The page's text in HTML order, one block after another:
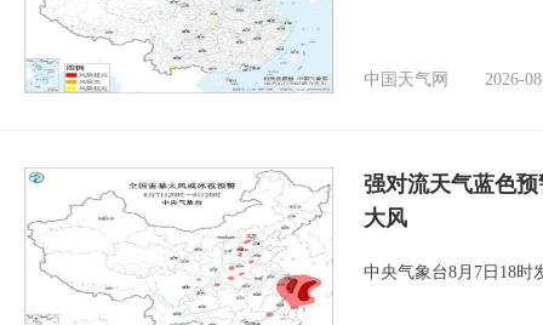
中国天气网 2026-
强对流天气蓝色
大风
中央气象台8月7日18时